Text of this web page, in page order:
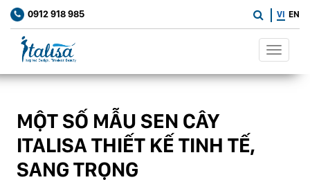
0912 918 985 VI EN
Toggle
MỘT SỐ MẪU SEN CÂY
ITALISA THIẾT KẾ TINH TẾ,
SANG TRỌNG